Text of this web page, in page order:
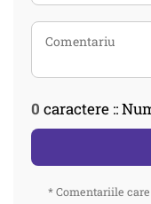
0 caractere ::
* Comentariile